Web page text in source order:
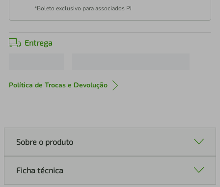
*Boleto exclusivo para associados PJ
Entrega
Política de Trocas e Devolução
Sobre o produto
Ficha técnica